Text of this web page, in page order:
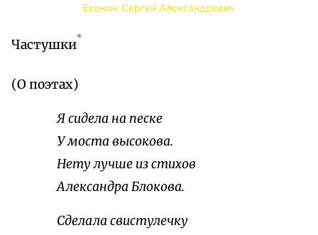
Есенин, Сергей Александрович
Частушки*
(О поэтах)
Я сидела на песке
У моста высокова.
Нету лучше из стихов
Александра Блокова.
Сделала свистулечку